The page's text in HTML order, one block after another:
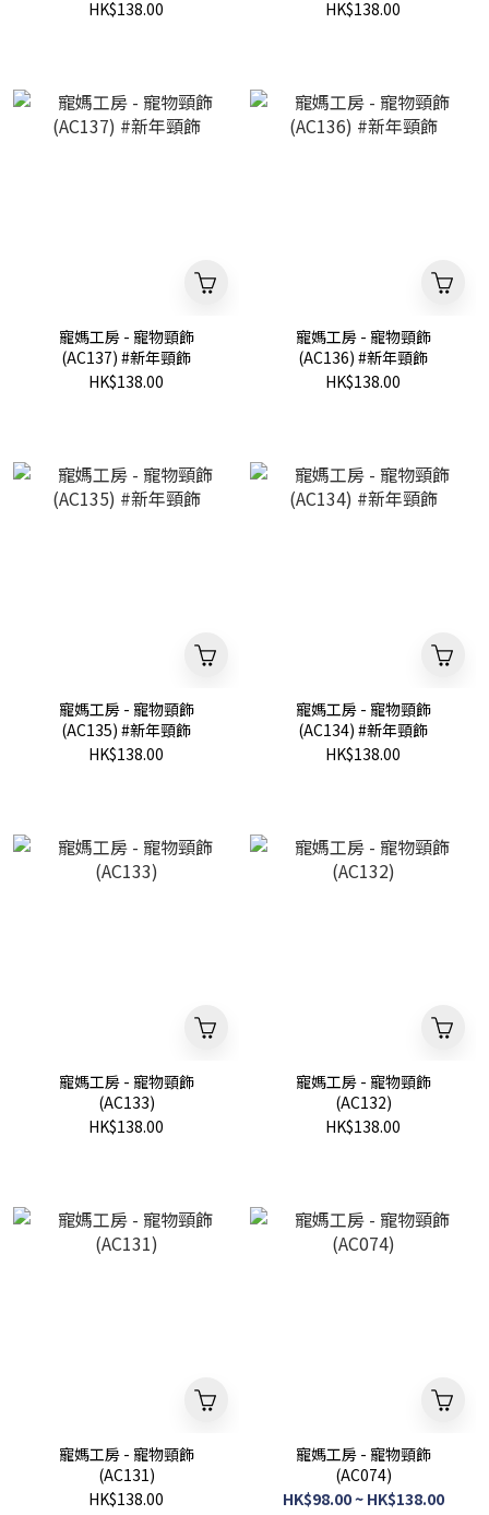
HK$138.00 HK$138.00
寵媽工房 - 寵物頸飾
(AC137) #新年頸飾
HK$138.00
寵媽工房 - 寵物頸飾
(AC136) #新年頸飾
HK$138.00
寵媽工房 - 寵物頸飾
(AC135) #新年頸飾
HK$138.00
寵媽工房 - 寵物頸飾
(AC134) #新年頸飾
HK$138.00
寵媽工房 - 寵物頸飾
(AC133)
HK$138.00
寵媽工房 - 寵物頸飾
(AC132)
HK$138.00
寵媽工房 - 寵物頸飾
(AC131)
HK$138.00
寵媽工房 - 寵物頸飾
(AC074)
HK$98.00 ~ HK$138.00